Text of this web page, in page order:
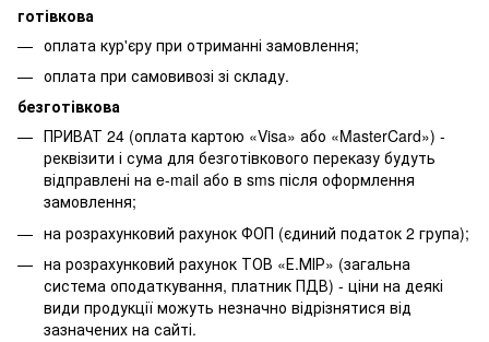
готівкова
оплата кур'єру при отриманні замовлення;
оплата при самовивозі зі складу.
безготівкова
ПРИВАТ 24 (оплата картою «Visa» або «MasterCard») -
реквізити і сума для безготівкового переказу будуть
відправлені на e-mail або в sms після оформлення
замовлення;
на розрахунковий рахунок ФОП (єдиний податок 2 група);
на розрахунковий рахунок ТОВ «Е.МІР» (загальна
система оподаткування, платник ПДВ) - ціни на деякі
види продукції можуть незначно відрізнятися від
зазначених на сайті.